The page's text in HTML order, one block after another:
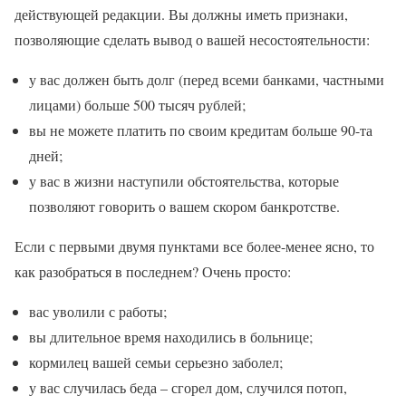
действующей редакции. Вы должны иметь признаки,
позволяющие сделать вывод о вашей несостоятельности:
у вас должен быть долг (перед всеми банками, частными
лицами) больше 500 тысяч рублей;
вы не можете платить по своим кредитам больше 90-та
дней;
у вас в жизни наступили обстоятельства, которые
позволяют говорить о вашем скором банкротстве.
Если с первыми двумя пунктами все более-менее ясно, то
как разобраться в последнем? Очень просто:
вас уволили с работы;
вы длительное время находились в больнице;
кормилец вашей семьи серьезно заболел;
у вас случилась беда – сгорел дом, случился потоп,